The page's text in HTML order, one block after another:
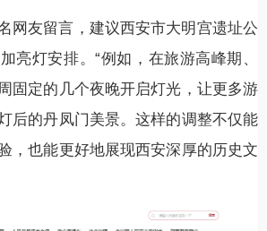
网友留言，建议西安市大明宫遗址公
亮灯安排。“例如，在旅游高峰期、
固定的几个夜晚开启灯光，让更多游
后的丹凤门美景。这样的调整不仅能
，也能更好地展现西安深厚的历史文